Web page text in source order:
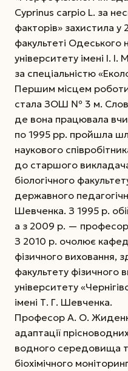
Cyprinus carpio L. за
факторів» захистила у
факультеті Одеського
університету імені І. І.
за спеціальністю
Першим місцем
стала ЗОШ № 3 м.
де вона працювала
по 1995 рр. пройшла
наукового
до старшого
біологічного
державного
Шевченка. З 1995 р.
а з 2009 р. —
З 2010 р. очолює
фізичного виховання,
факультету фізичного
університету
імені Т. Г. Шевченка.
Професор А. О.
адаптації
водного середовища
біохімічного